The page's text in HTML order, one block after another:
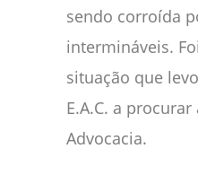
sendo corroída
intermináveis.
situação que
E.A.C. a
Advocacia.